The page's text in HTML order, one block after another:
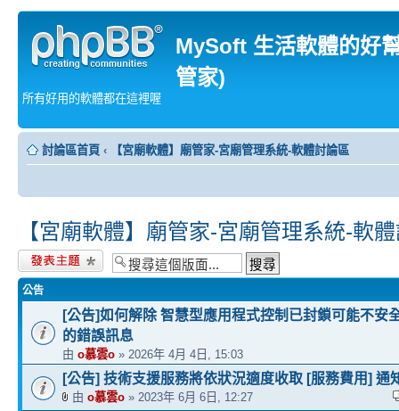
MySoft 生活軟體的好
管家)
所有好用的軟體都在這裡喔
討論區首頁 ‹ 【宮廟軟體】廟管家-宮廟管理系統-軟體討論區
【宮廟軟體】廟管家-宮廟管理系統-軟
發表新主題
公告
[公告]如何解除 智慧型應用程式控制已封鎖可能不安
的錯誤訊息
由 o慕雲o » 2026年 4月 4日, 15:03
[公告] 技術支援服務將依狀況適度收取 [服務費用] 通
由 o慕雲o » 2023年 6月 6日, 12:27